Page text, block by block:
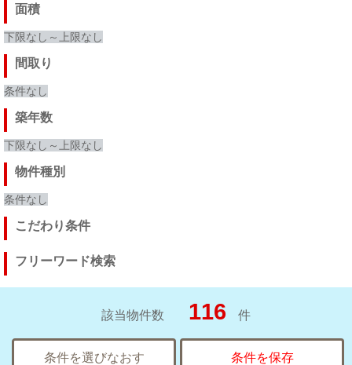
面積
下限なし～上限なし
間取り
条件なし
築年数
下限なし～上限なし
物件種別
条件なし
こだわり条件
フリーワード検索
該当物件数 116 件
条件を選びなおす 条件を保存